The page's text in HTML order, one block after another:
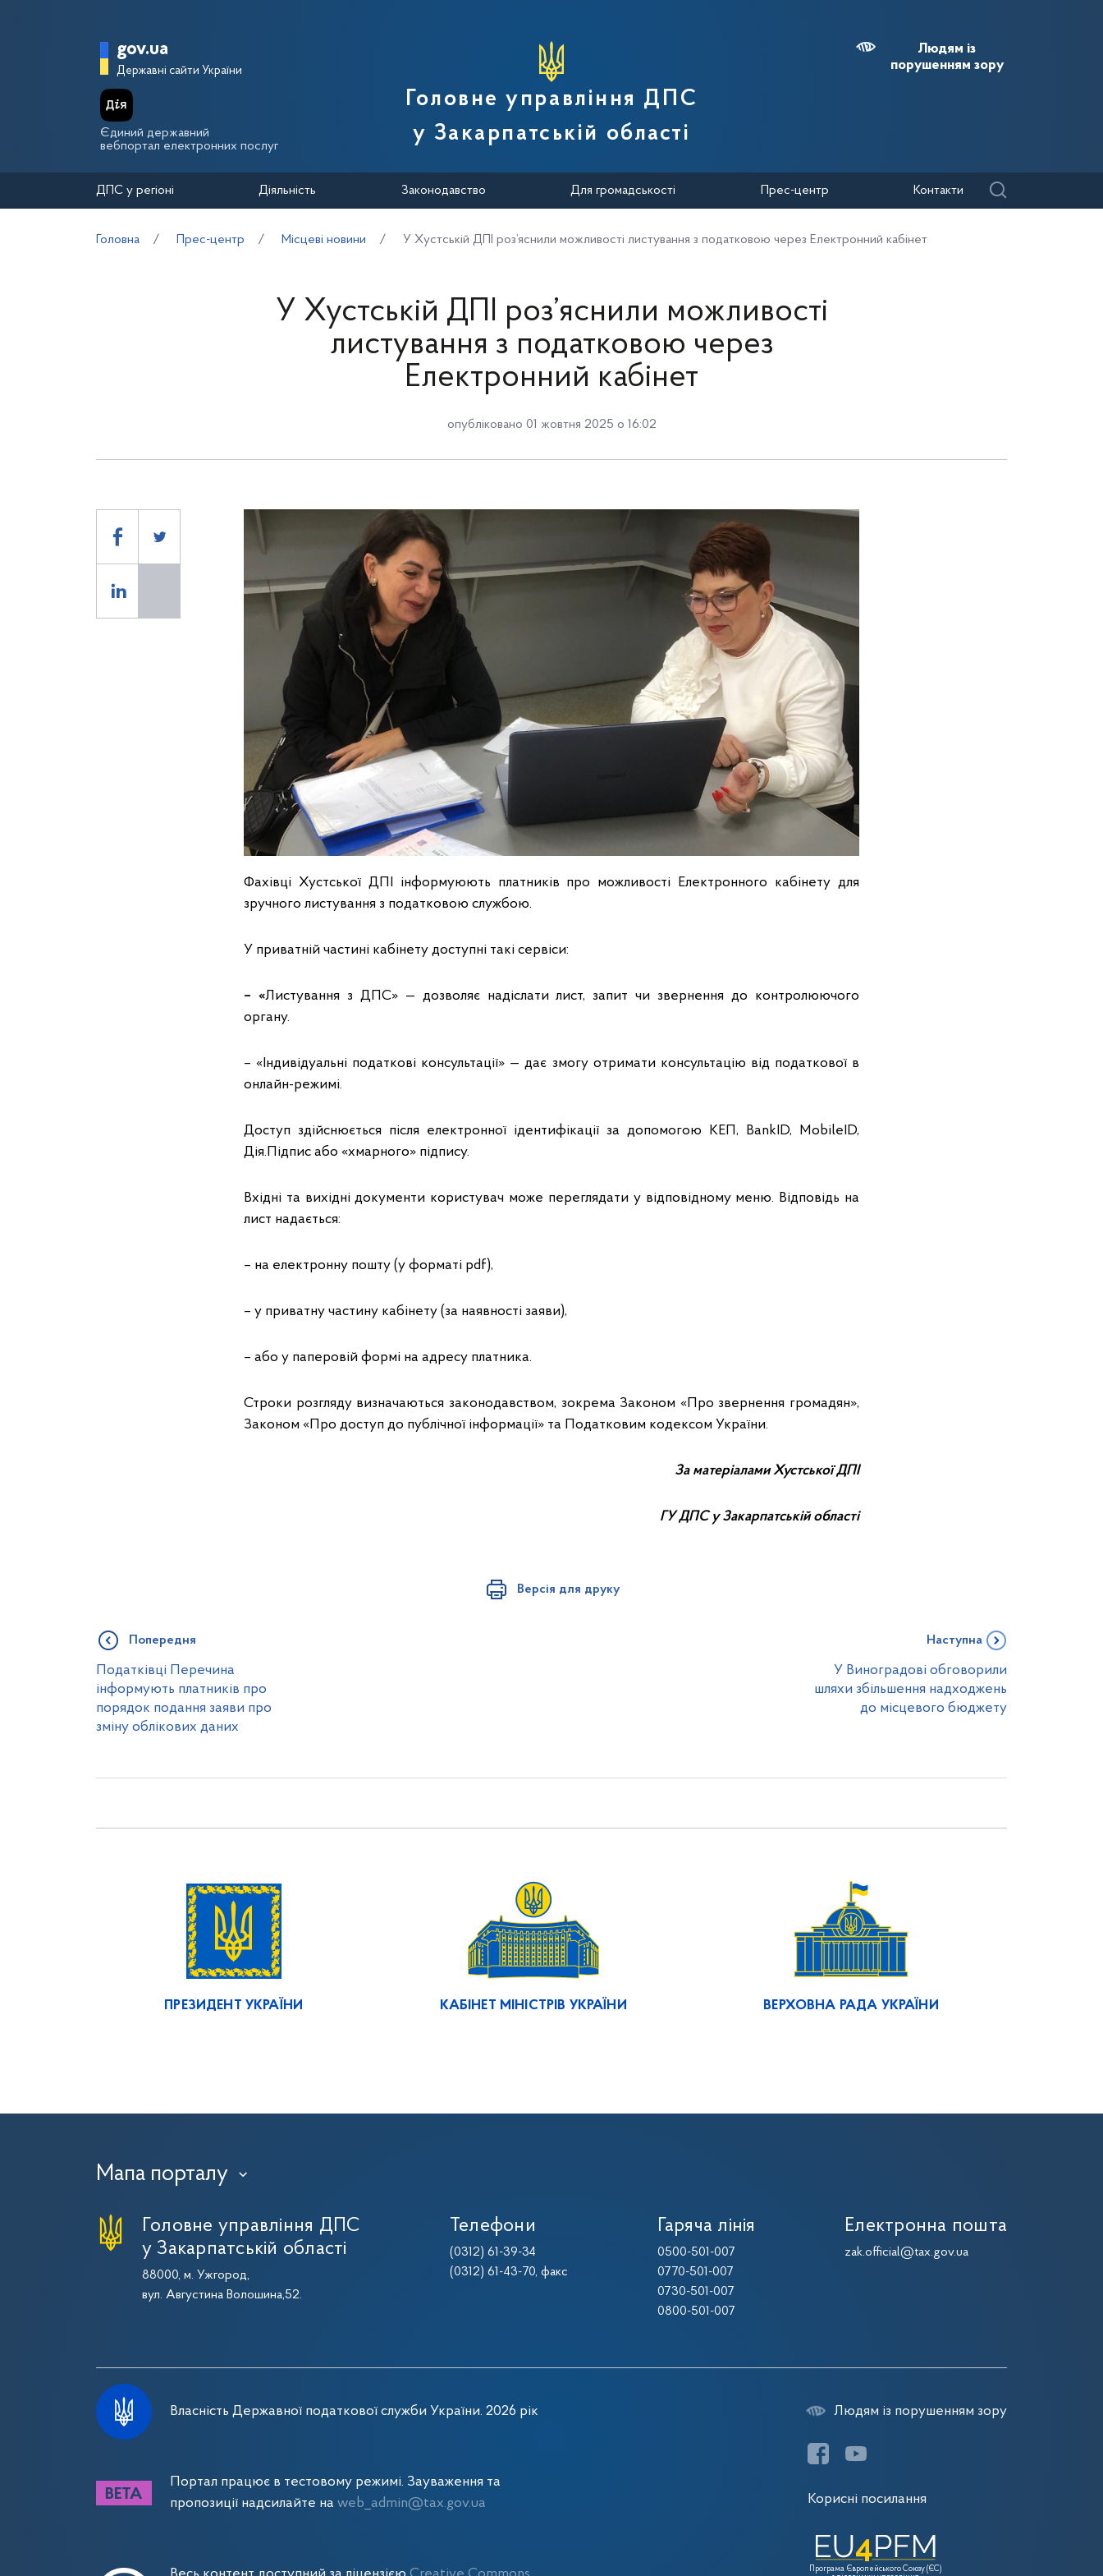
Головна сторінка Державної податкової служби України
gov.ua
Державні сайти України
Єдиний державний
вебпортал електронних послуг
Головне управління ДПС
у Закарпатській області
Людям із
порушенням зору
ДПС у регіоні Діяльність Законодавство Для громадськості Прес-центр Контакти
Головна Прес-центр Місцеві новини У Хустській ДПІ роз’яснили можливості листування з податковою через Електронний кабінет
У Хустській ДПІ роз’яснили можливості
листування з податковою через
Електронний кабінет
опубліковано 01 жовтня 2025 о 16:02
Фахівці Хустської ДПІ інформуюють платників про можливості Електронного кабінету для
зручного листування з податковою службою.
У приватній частині кабінету доступні такі сервіси:
– «Листування з ДПС» — дозволяє надіслати лист, запит чи звернення до контролюючого
органу.
– «Індивідуальні податкові консультації» — дає змогу отримати консультацію від податкової в
онлайн-режимі.
Доступ здійснюється після електронної ідентифікації за допомогою КЕП, BankID, MobileID,
Дія.Підпис або «хмарного» підпису.
Вхідні та вихідні документи користувач може переглядати у відповідному меню. Відповідь на
лист надається:
– на електронну пошту (у форматі pdf),
– у приватну частину кабінету (за наявності заяви),
– або у паперовій формі на адресу платника.
Строки розгляду визначаються законодавством, зокрема Законом «Про звернення громадян»,
Законом «Про доступ до публічної інформації» та Податковим кодексом України.
За матеріалами Хустської ДПІ
ГУ ДПС у Закарпатській області
Версія для друку
Попередня
Податківці Перечина
інформують платників про
порядок подання заяви про
зміну облікових даних
Наступна
У Виноградові обговорили
шляхи збільшення надходжень
до місцевого бюджету
ПРЕЗИДЕНТ УКРАЇНИ КАБІНЕТ МІНІСТРІВ УКРАЇНИ ВЕРХОВНА РАДА УКРАЇНИ
Мапа порталу ›
Головне управління ДПС
у Закарпатській області
88000, м. Ужгород,
вул. Августина Волошина,52.
Телефони
(0312) 61-39-34
(0312) 61-43-70, факс
Гаряча лінія
0500-501-007
0770-501-007
0730-501-007
0800-501-007
Електронна пошта
zak.official@tax.gov.ua
Власність Державної податкової служби України. 2026 рік
Портал працює в тестовому режимі. Зауваження та
пропозиції надсилайте на web_admin@tax.gov.ua
Людям із порушенням зору
Корисні посилання
Програма Європейського Союзу (ЄС)